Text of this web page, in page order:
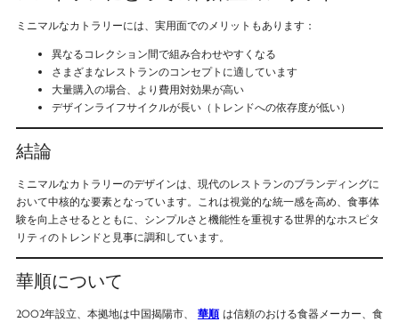
ミニマルなカトラリーには、実用面でのメリットもあります：
異なるコレクション間で組み合わせやすくなる
さまざまなレストランのコンセプトに適しています
大量購入の場合、より費用対効果が高い
デザインライフサイクルが長い（トレンドへの依存度が低い）
結論
ミニマルなカトラリーのデザインは、現代のレストランのブランディングに
おいて中核的な要素となっています。これは視覚的な統一感を高め、食事体
験を向上させるとともに、シンプルさと機能性を重視する世界的なホスピタ
リティのトレンドと見事に調和しています。
華順について
2002年設立、本拠地は中国揭陽市、 華順は信頼のおける食器メーカー、食